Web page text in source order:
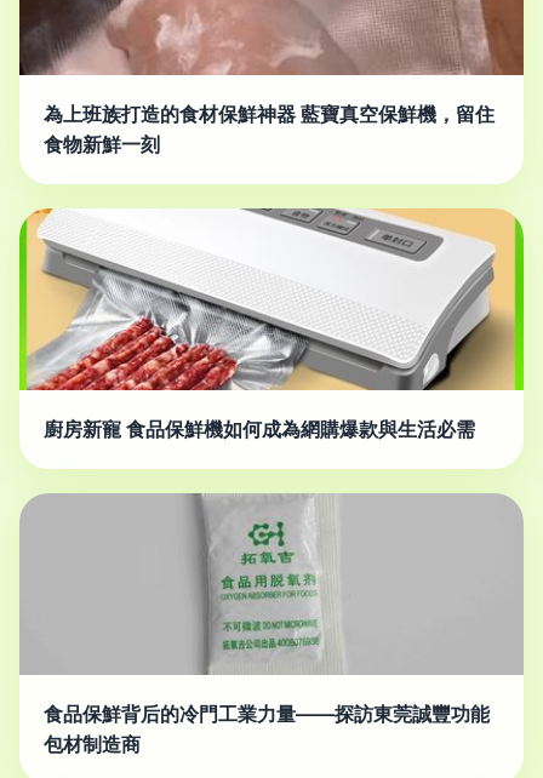
為上班族打造的食材保鮮神器 藍寶真空保鮮機，留住
食物新鮮一刻
廚房新寵 食品保鮮機如何成為網購爆款與生活必需
食品保鮮背后的冷門工業力量——探訪東莞誠豐功能
包材制造商